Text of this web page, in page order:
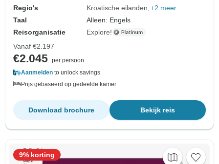
Regio's
Kroatische eilanden +2 meer
Taal
Alleen: Engels
Reisorganisatie
Explore!
Vanaf €2.197
€2.045 per persoon
Aanmelden to unlock savings
Prijs gebaseerd op gedeelde kamer
Bekijk reis
Download brochure
9% korting